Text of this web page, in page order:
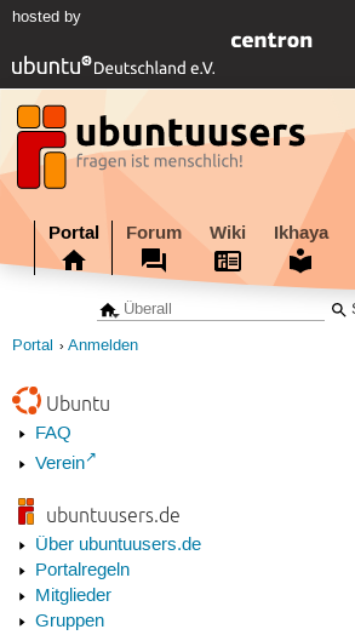
hosted by
Portal Forum Wiki Ikhaya
Portal Anmelden
Ubuntu
FAQ
Verein
ubuntuusers.de
Über ubuntuusers.de
Portalregeln
Mitglieder
Gruppen